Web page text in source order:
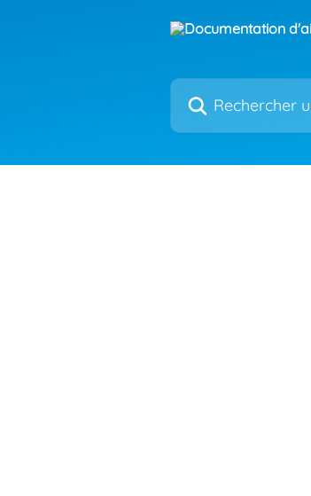
Rechercher un article...